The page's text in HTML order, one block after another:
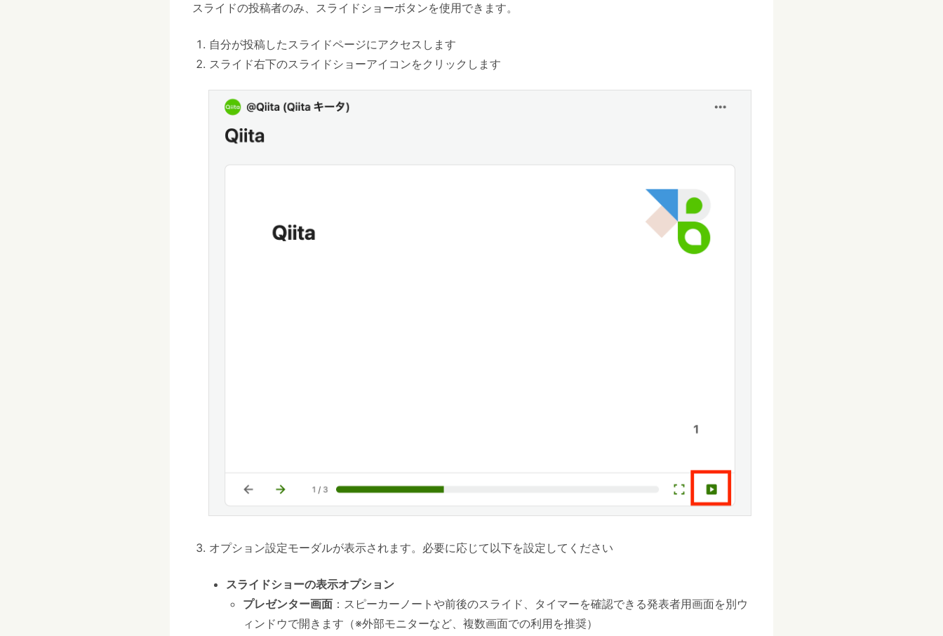
スライドの投稿者のみ、スライドショーボタンを使用できます。
自分が投稿したスライドページにアクセスします
スライド右下のスライドショーアイコンをクリックします
オプション設定モーダルが表示されます。必要に応じて以下を設定してください
スライドショーの表示オプション
プレゼンター画面 ：スピーカーノートや前後のスライド、タイマーを確認できる発表者用画面を別ウ
ィンドウで開きます（※外部モニターなど、複数画面での利用を推奨）